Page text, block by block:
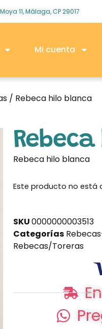
11, Málaga, CP 29017
Mi cuenta
/ Rebeca hilo blanca
Rebeca hilo blanca
Este producto no está
SKU0000000003513
Categorías
Rebecas/Toreras